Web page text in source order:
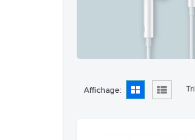
Affichage: Tri